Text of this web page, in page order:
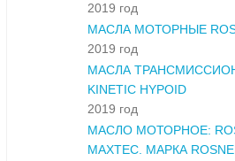
2019 год
МАСЛА МОТОРНЫЕ
2019 год
МАСЛА
KINETIC HYPOID
2019 год
МАСЛО МОТОРНОЕ:
MAXTEC. МАРКА